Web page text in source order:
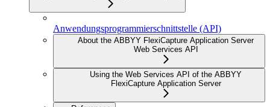
Anwendungsprogrammierschnittstelle (API)
About the ABBYY FlexiCapture Application Server
Web Services API
Using the Web Services API of the ABBYY
FlexiCapture Application Server